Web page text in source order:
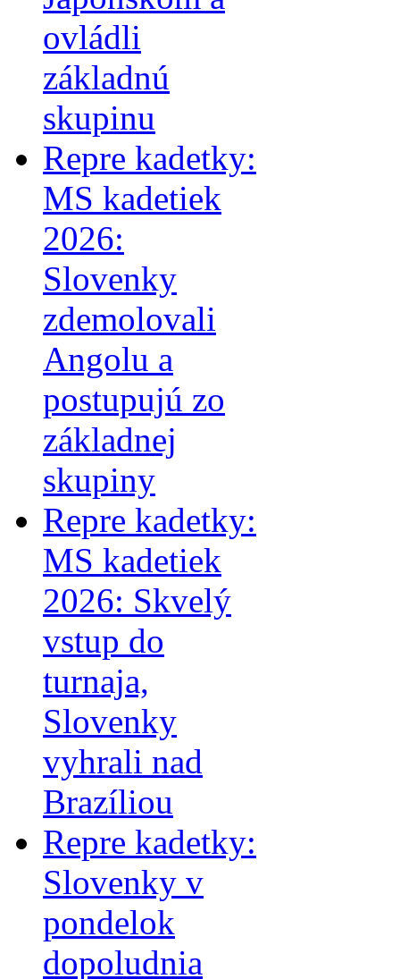
ovládli
základnú
skupinu
Repre kadetky:
MS kadetiek
2026:
Slovenky
zdemolovali
Angolu a
postupujú zo
základnej
skupiny
Repre kadetky:
MS kadetiek
2026: Skvelý
vstup do
turnaja,
Slovenky
vyhrali nad
Brazíliou
Repre kadetky:
Slovenky v
pondelok
dopoludnia